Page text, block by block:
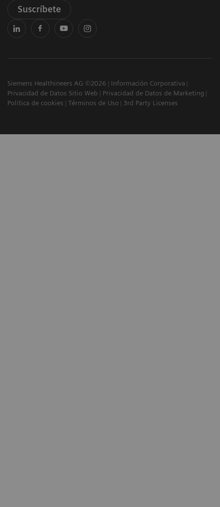
Suscríbete
Siemens Healthineers AG ©2026
Información Corporativa
Privacidad de Datos Sitio Web
Privacidad de Datos de Marketing
Política de cookies
Términos de Uso 3rd Party Licenses